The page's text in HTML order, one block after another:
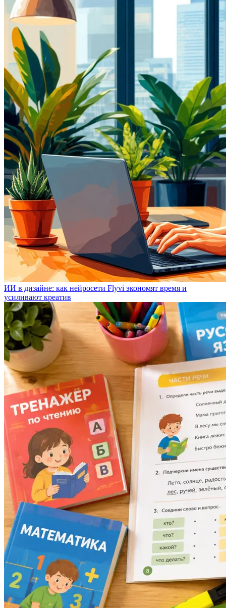
ИИ в дизайне: как нейросети Flyvi экономят время и
усиливают креатив